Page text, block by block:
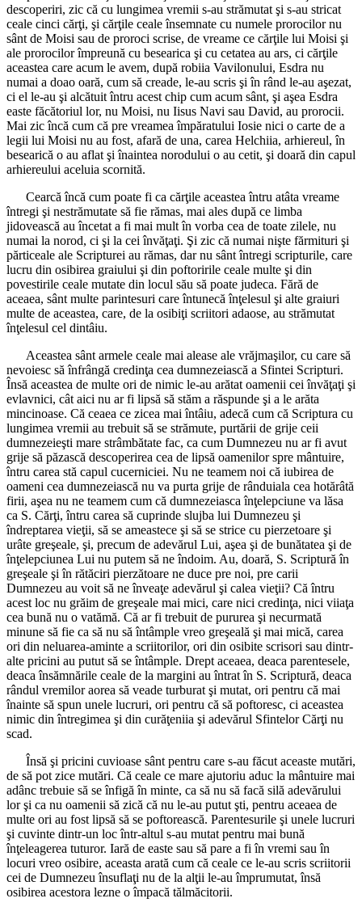
descoperiri, zic că cu lungimea vremii s-au strămutat şi s-au stricat
ceale cinci cărţi, şi cărţile ceale însemnate cu numele prorocilor nu
sânt de Moisi sau de proroci scrise, de vreame ce cărţile lui Moisi şi
ale prorocilor împreună cu besearica şi cu cetatea au ars, ci cărţile
aceastea care acum le avem, după robiia Vavilonului, Esdra nu
numai a doao oară, cum să creade, le-au scris şi în rând le-au aşezat,
ci el le-au şi alcătuit întru acest chip cum acum sânt, şi aşea Esdra
easte făcătoriul lor, nu Moisi, nu Iisus Navi sau David, au prorocii.
Mai zic încă cum că pre vreamea împăratului Iosie nici o carte de a
legii lui Moisi nu au fost, afară de una, carea Helchiia, arhiereul, în
besearică o au aflat şi înaintea norodului o au cetit, şi doară din capul
arhiereului aceluia scornită.
Cearcă încă cum poate fi ca cărţile aceastea întru atâta vreame
întregi şi nestrămutate să fie rămas, mai ales după ce limba
jidovească au încetat a fi mai mult în vorba cea de toate zilele, nu
numai la norod, ci şi la cei învăţaţi. Şi zic că numai nişte fărmituri şi
părticeale ale Scripturei au rămas, dar nu sânt întregi scripturile, care
lucru din osibirea graiului şi din poftoririle ceale multe şi din
povestirile ceale mutate din locul său să poate judeca. Fără de
aceaea, sânt multe parintesuri care întunecă înţelesul şi alte graiuri
multe de aceastea, care, de la osibiţi scriitori adaose, au strămutat
înţelesul cel dintâiu.
Aceastea sânt armele ceale mai alease ale vrăjmaşilor, cu care să
nevoiesc să înfrângă credinţa cea dumnezeiască a Sfintei Scripturi.
Însă aceastea de multe ori de nimic le-au arătat oamenii cei învăţaţi şi
evlavnici, cât aici nu ar fi lipsă să stăm a răspunde şi a le arăta
mincinoase. Că ceaea ce zicea mai întâiu, adecă cum că Scriptura cu
lungimea vremii au trebuit să se strămute, purtării de grije ceii
dumnezeieşti mare strâmbătate fac, ca cum Dumnezeu nu ar fi avut
grije să păzască descoperirea cea de lipsă oamenilor spre mântuire,
întru carea stă capul cucerniciei. Nu ne teamem noi că iubirea de
oameni cea dumnezeiască nu va purta grije de rânduiala cea hotărâtă
firii, aşea nu ne teamem cum că dumnezeiasca înţelepciune va lăsa
ca S. Cărţi, întru carea să cuprinde slujba lui Dumnezeu şi
îndreptarea vieţii, să se ameastece şi să se strice cu pierzetoare şi
urâte greşeale, şi, precum de adevărul Lui, aşea şi de bunătatea şi de
înţelepciunea Lui nu putem să ne îndoim. Au, doară, S. Scriptură în
greşeale şi în rătăciri pierzătoare ne duce pre noi, pre carii
Dumnezeu au voit să ne înveaţe adevărul şi calea vieţii? Că întru
acest loc nu grăim de greşeale mai mici, care nici credinţa, nici viiaţa
cea bună nu o vatămă. Că ar fi trebuit de pururea şi necurmată
minune să fie ca să nu să întâmple vreo greşeală şi mai mică, carea
ori din neluarea-aminte a scriitorilor, ori din osibite scrisori sau dintr-
alte pricini au putut să se întâmple. Drept aceaea, deaca parentesele,
deaca însămnările ceale de la margini au întrat în S. Scriptură, deaca
rândul vremilor aorea să veade turburat şi mutat, ori pentru că mai
înainte să spun unele lucruri, ori pentru că să poftoresc, ci aceastea
nimic din întregimea şi din curăţeniia şi adevărul Sfintelor Cărţi nu
scad.
Însă şi pricini cuvioase sânt pentru care s-au făcut aceaste mutări,
de să pot zice mutări. Că ceale ce mare ajutoriu aduc la mântuire mai
adânc trebuie să se înfigă în minte, ca să nu să facă silă adevărului
lor şi ca nu oamenii să zică că nu le-au putut şti, pentru aceaea de
multe ori au fost lipsă să se poftorească. Parentesurile şi unele lucruri
şi cuvinte dintr-un loc într-altul s-au mutat pentru mai bună
înţeleagerea tuturor. Iară de easte sau să pare a fi în vremi sau în
locuri vreo osibire, aceasta arată cum că ceale ce le-au scris scriitorii
cei de Dumnezeu însuflaţi nu de la alţii le-au împrumutat, însă
osibirea acestora lezne o împacă tălmăcitorii.